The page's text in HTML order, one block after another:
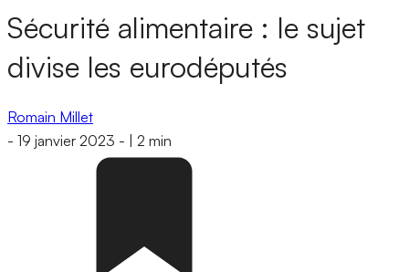
Sécurité alimentaire : le sujet
divise les eurodéputés
Romain Millet
- 19 janvier 2023 - 2 min